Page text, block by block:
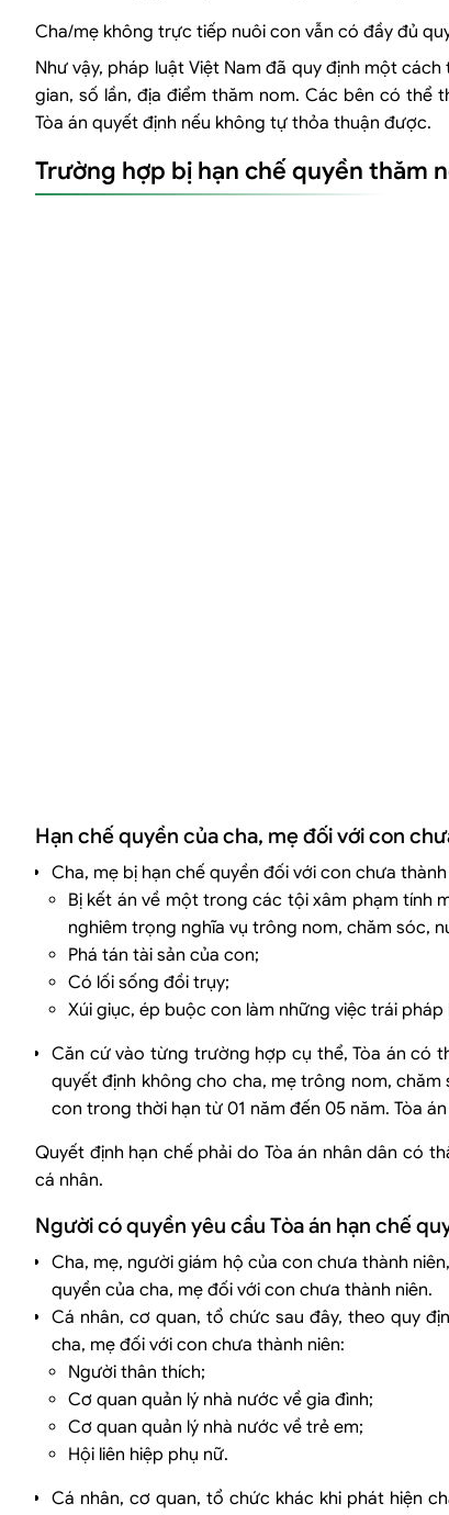
Cha/mẹ không trực tiếp nuôi con vẫn có đầy đủ
Như vậy, pháp luật Việt Nam đã quy định một
gian, số lần, địa điểm thăm nom. Các bên có thể
Tòa án quyết định nếu không tự thỏa thuận được.
Trường hợp bị hạn chế quyền thăm
Hạn chế quyền của cha, mẹ đối với con
Cha, mẹ bị hạn chế quyền đối với con chưa
Bị kết án về một trong các tội xâm phạm tính
nghiêm trọng nghĩa vụ trông nom, chăm sóc,
Phá tán tài sản của con;
Có lối sống đồi trụy;
Xúi giục, ép buộc con làm những việc trái
Căn cứ vào từng trường hợp cụ thể, Tòa án có
quyết định không cho cha, mẹ trông nom,
con trong thời hạn từ 01 năm đến 05 năm. Tòa
Quyết định hạn chế phải do Tòa án nhân dân có
cá nhân.
Người có quyền yêu cầu Tòa án hạn chế
Cha, mẹ, người giám hộ của con chưa thành
quyền của cha, mẹ đối với con chưa thành niên.
Cá nhân, cơ quan, tổ chức sau đây, theo quy
cha, mẹ đối với con chưa thành niên:
Người thân thích;
Cơ quan quản lý nhà nước về gia đình;
Cơ quan quản lý nhà nước về trẻ em;
Hội liên hiệp phụ nữ.
Cá nhân, cơ quan, tổ chức khác khi phát hiện